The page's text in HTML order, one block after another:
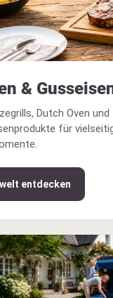
&
Dutch Oven und
für
entdecken